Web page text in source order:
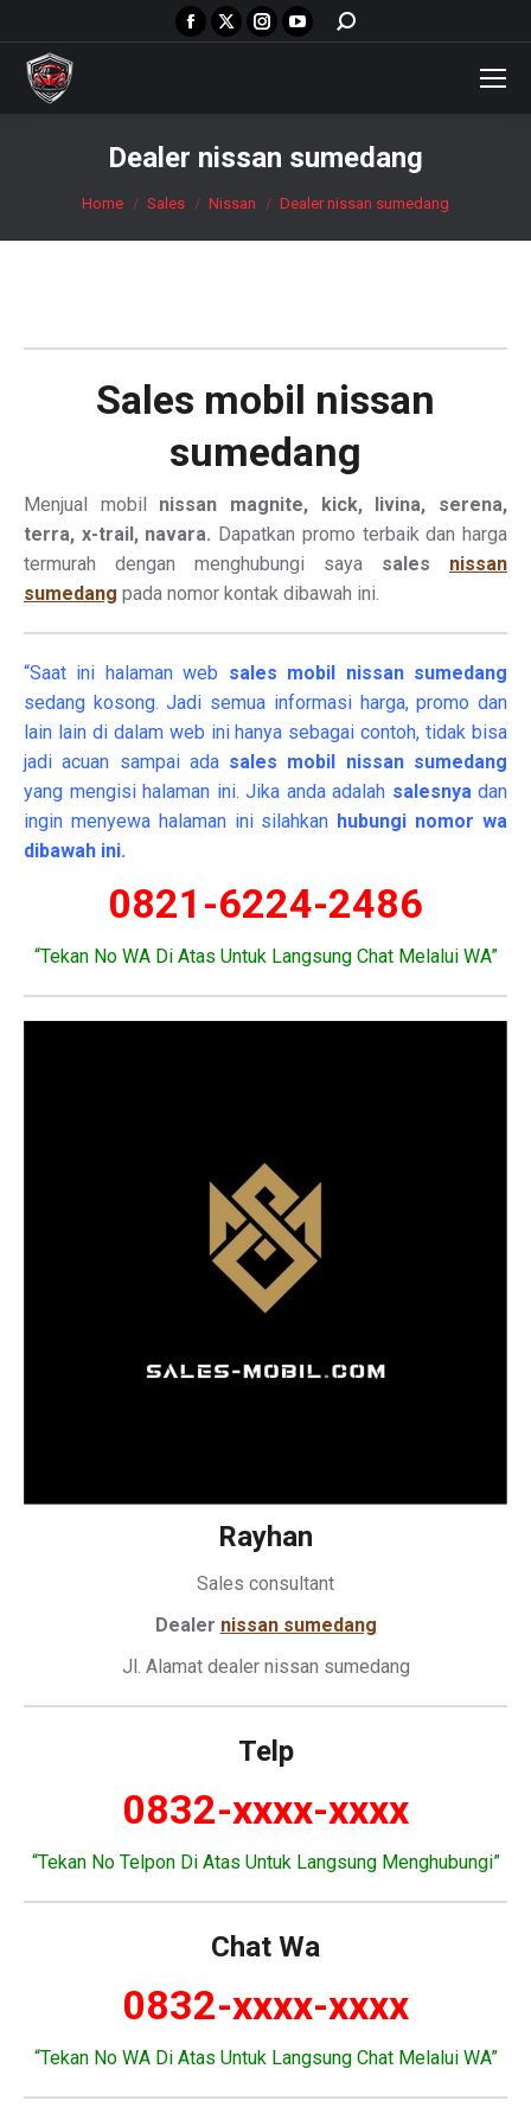
Facebook
page
new
window
X
page
window
Instagram
page
window
YouTube
page
window
Search:
Dealer nissan sumedang
You are here:
Home Sales Nissan Dealer nissan sumedang
Sales mobil nissan
sumedang
Menjual mobil nissan magnite, kick, livina, serena,
terra, x-trail, navara. Dapatkan promo terbaik dan harga
termurah dengan menghubungi saya sales nissan
sumedang pada nomor kontak dibawah ini.
“Saat ini halaman web sales mobil nissan sumedang
sedang kosong. Jadi semua informasi harga, promo dan
lain lain di dalam web ini hanya sebagai contoh, tidak bisa
jadi acuan sampai ada sales mobil nissan sumedang
yang mengisi halaman ini. Jika anda adalah salesnyadan
ingin menyewa halaman ini silahkan hubungi nomor wa
dibawah ini.
0821-6224-2486
“Tekan No WA Di Atas Untuk Langsung Chat Melalui WA”
Rayhan
Sales consultant
Dealer nissan sumedang
Jl. Alamat dealer nissan sumedang
Telp
0832-xxxx-xxxx
“Tekan No Telpon Di Atas Untuk Langsung Menghubungi”
Chat Wa
0832-xxxx-xxxx
“Tekan No WA Di Atas Untuk Langsung Chat Melalui WA”